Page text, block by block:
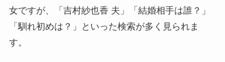
女ですが、「吉村紗也香 夫」「結婚相手は誰？」
「馴れ初めは？」といった検索が多く見られま
す。